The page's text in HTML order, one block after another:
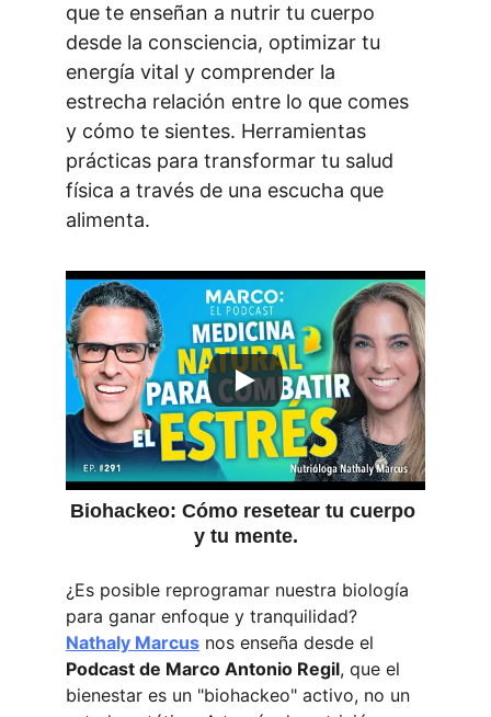
que te enseñan a nutrir tu cuerpo
desde la consciencia, optimizar tu
energía vital y comprender la
estrecha relación entre lo que comes
y cómo te sientes. Herramientas
prácticas para transformar tu salud
física a través de una escucha que
alimenta.
Biohackeo: Cómo resetear tu cuerpo
y tu mente.
¿Es posible reprogramar nuestra biología
para ganar enfoque y tranquilidad?
Nathaly Marcus nos enseña desde el
Podcast de Marco Antonio Regil, que el
bienestar es un "biohackeo" activo, no un